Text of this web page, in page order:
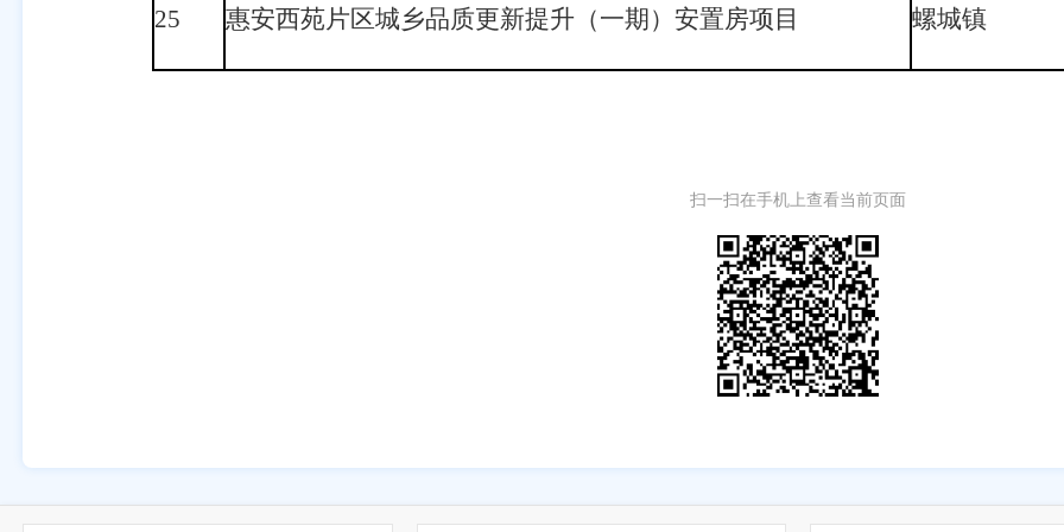
25 惠安西苑片区城乡品质更新提升（一期）安置房项目 螺城镇
扫一扫在手机上查看当前页面